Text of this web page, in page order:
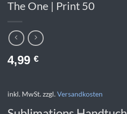
The One | Print 50
4,99 €
inkl. MwSt.zzgl.Versandkosten